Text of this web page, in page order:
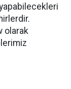
olarak